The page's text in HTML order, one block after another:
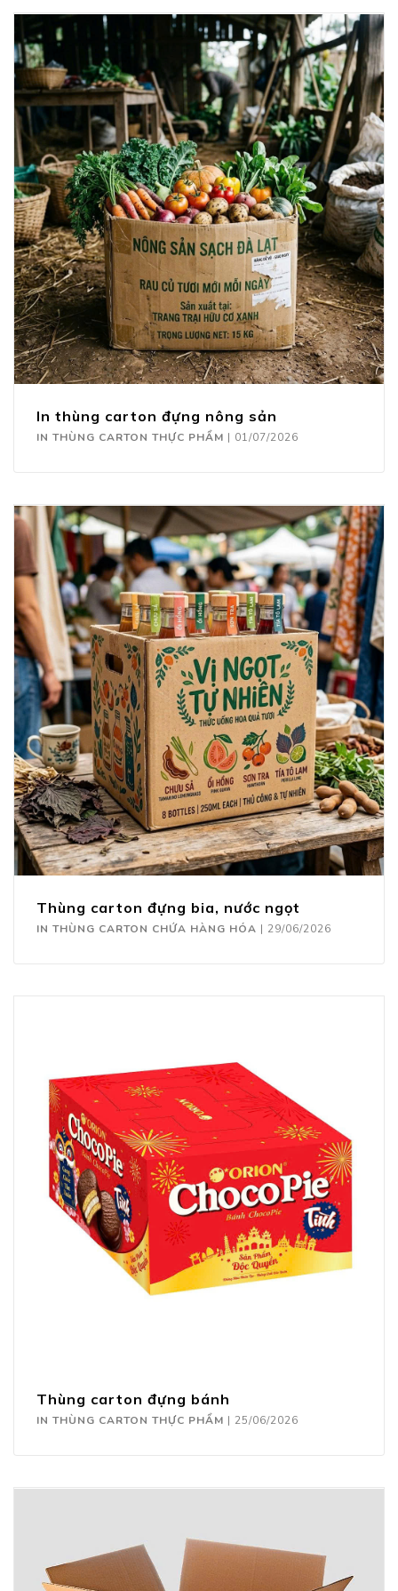
In thùng carton đựng nông sản
IN THÙNG CARTON THỰC PHẨM | 01/07/2026
Thùng carton đựng bia, nước ngọt
IN THÙNG CARTON CHỨA HÀNG HÓA | 29/06/2026
Thùng carton đựng bánh
IN THÙNG CARTON THỰC PHẨM | 25/06/2026